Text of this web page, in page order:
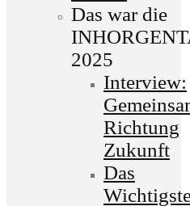
Das war die
2025
Interview:
Richtung
Zukunft
Das